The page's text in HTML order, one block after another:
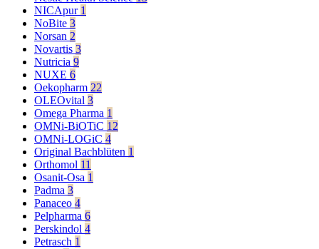
NICApur 1
NoBite 3
Norsan 2
Novartis 3
Nutricia 9
NUXE 6
Oekopharm 22
OLEOvital 3
Omega Pharma 1
OMNi-BiOTiC 12
OMNi-LOGiC 4
Original Bachblüten 1
Orthomol 11
Osanit-Osa 1
Padma 3
Panaceo 4
Pelpharma 6
Perskindol 4
Petrasch 1